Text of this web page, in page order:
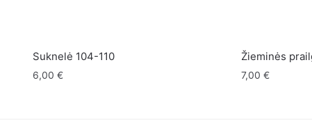
Suknelė 104-110
6,00 €
Žieminės
7,00 €